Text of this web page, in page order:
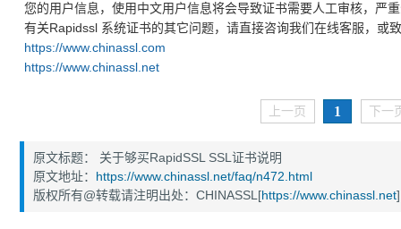
您的用户信息，使用中文用户信息将会导致证书需要人工审核，严
有关Rapidssl 系统证书的其它问题，请直接咨询我们在线客服，或
https://www.chinassl.com
https://www.chinassl.net
上一页 1 下一
原文标题： 关于够买RapidSSL SSL证书说明
原文地址： https://www.chinassl.net/faq/n472.html
版权所有@转载请注明出处：CHINASSL[https://www.chinassl.net]